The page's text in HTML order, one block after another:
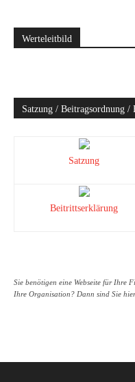
Werteleitbild
Satzung / Beitragsordnung
Satzung
Beitrittserklärung
Sie benötigen eine Webseite für Ihre
Ihre Organisation? Dann sind Sie